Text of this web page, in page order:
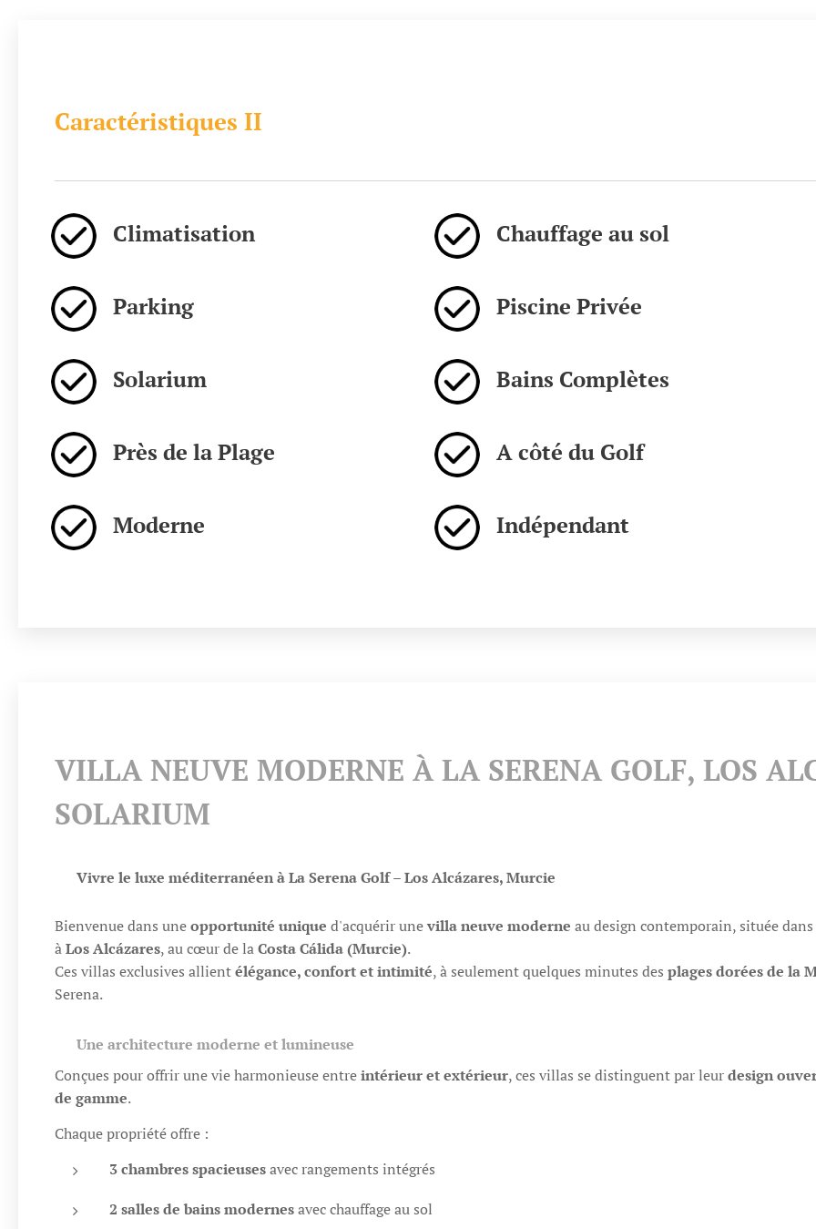
Caractéristiques II
Climatisation Chauffage au sol
Parking Piscine Privée
Solarium Bains Complètes
Près de la Plage A côté du Golf
Moderne Indépendant
VILLA NEUVE MODERNE À LA SERENA GOLF, LOS
SOLARIUM
Vivre le luxe méditerranéen à La Serena Golf – Los Alcázares, Murcie
Bienvenue dans uneopportunité unique d'acquérir unevilla neuve moderne au design contemporain, située
àLos Alcázares, au cœur de laCosta Cálida (Murcie).
Ces villas exclusives allientélégance, confort et intimité, à seulement quelques minutes des plages dorées de la
Serena.
Une architecture moderne et lumineuse
Conçues pour offrir une vie harmonieuse entreintérieur et extérieur, ces villas se distinguent par leurdesign
de gamme.
Chaque propriété offre :
3 chambres spacieusesavec rangements intégrés
2 salles de bains modernesavec chauffage au sol